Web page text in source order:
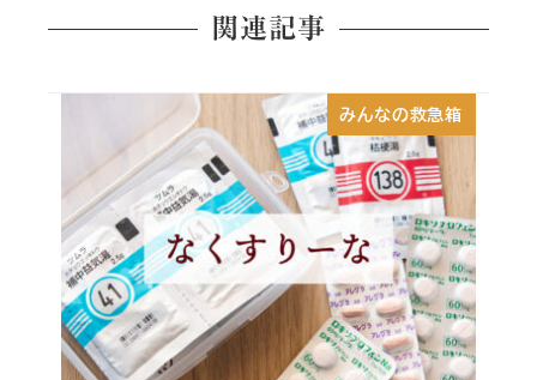
関連記事
みんなの救急箱